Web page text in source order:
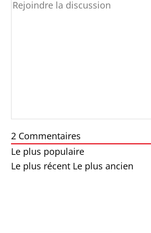
2 Commentaires
Le plus populaire
Le plus récent Le plus ancien